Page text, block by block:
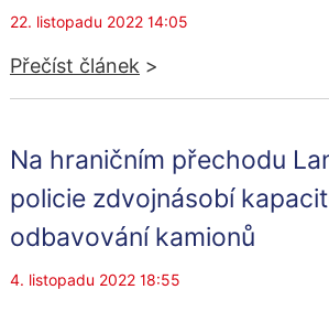
22. listopadu 2022 14:05
Přečíst článek >
Na hraničním přechodu
policie zdvojnásobí
odbavování kamionů
4. listopadu 2022 18:55